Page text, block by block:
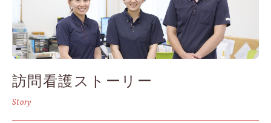
訪問看護ストーリー
Story